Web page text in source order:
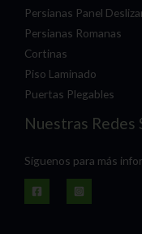
Persianas Panel
Persianas Romanas
Cortinas
Piso Laminado
Puertas Plegables
Nuestras Redes
Síguenos para más